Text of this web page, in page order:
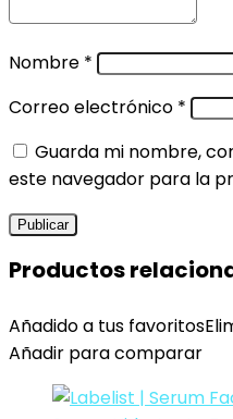
Nombre *
Correo electrónico *
Guarda mi nombre,
este navegador para la
Productos
Añadido a tus favoritos
Añadir para comparar